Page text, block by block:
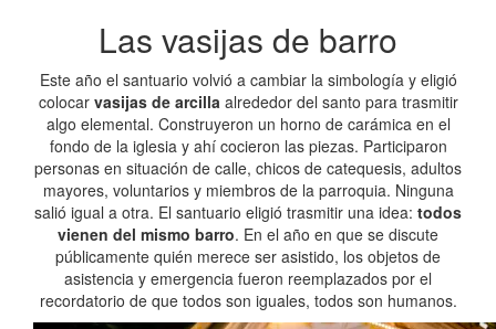
Las vasijas de barro
Este año el santuario volvió a cambiar la simbología y eligió
colocar vasijas de arcillaalrededor del santo para trasmitir
algo elemental. Construyeron un horno de carámica en el
fondo de la iglesia y ahí cocieron las piezas. Participaron
personas en situación de calle, chicos de catequesis, adultos
mayores, voluntarios y miembros de la parroquia. Ninguna
salió igual a otra. El santuario eligió trasmitir una idea: todos
vienen del mismo barro. En el año en que se discute
públicamente quién merece ser asistido, los objetos de
asistencia y emergencia fueron reemplazados por el
recordatorio de que todos son iguales, todos son humanos.